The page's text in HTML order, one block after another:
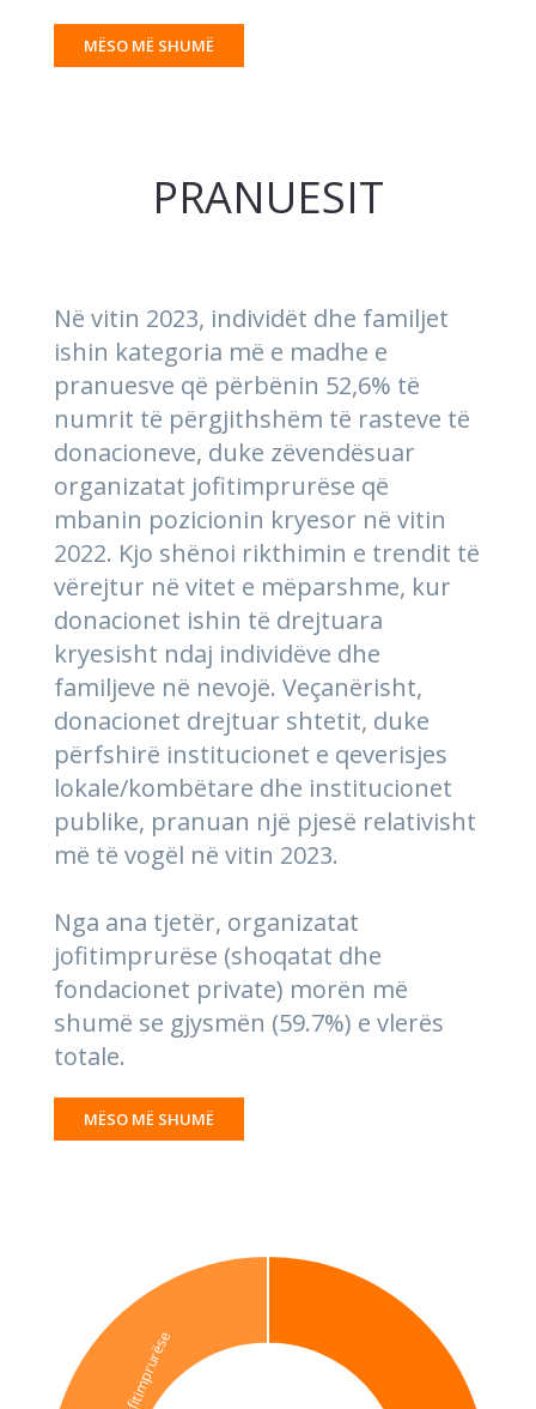
MËSO MË SHUMË
PRANUESIT
Në vitin 2023, individët dhe familjet
ishin kategoria më e madhe e
pranuesve që përbënin 52,6% të
numrit të përgjithshëm të rasteve të
donacioneve, duke zëvendësuar
organizatat jofitimprurëse që
mbanin pozicionin kryesor në vitin
2022. Kjo shënoi rikthimin e trendit të
vërejtur në vitet e mëparshme, kur
donacionet ishin të drejtuara
kryesisht ndaj individëve dhe
familjeve në nevojë. Veçanërisht,
donacionet drejtuar shtetit, duke
përfshirë institucionet e qeverisjes
lokale/kombëtare dhe institucionet
publike, pranuan një pjesë relativisht
më të vogël në vitin 2023.
Nga ana tjetër, organizatat
jofitimprurëse (shoqatat dhe
fondacionet private) morën më
shumë se gjysmën (59.7%) e vlerës
totale.
MËSO MË SHUMË